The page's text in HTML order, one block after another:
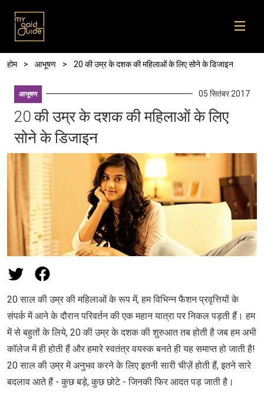
पग चिन्ह
होम आभूषण 20 की उम्र के दशक की महिलाओं के लिए सोने के डिजाइन
आभूषण 05 सितंबर 2017
20 की उम्र के दशक की महिलाओं के लिए
सोने के डिजाइन
20 साल की उम्र की महिलाओं के रूप में, हम विभिन्न फैशन प्रवृत्तियों के
संपर्क में आने के दौरान परिवर्तन की एक महान यात्रा पर निकल पड़ती हैं। हम
में से बहुतों के लिये, 20 की उम्र के दशक की शुरुआत तब होती है जब हम अभी
कॉलेज में ही होती हैं और हमारे स्वतंत्र वयस्क बनते ही यह समाप्त हो जाती है!
20 साल की उम्र में अनुभव करने के लिए इतनी सारी चीज़ें होती हैं, इतने सारे
बदलाव आते हैं - कुछ बड़े, कुछ छोटे - जिनकी फिर आदत पड़ जाती है।